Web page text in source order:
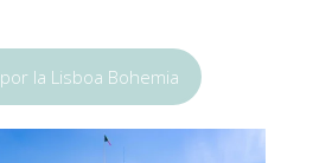
la Lisboa Bohemia